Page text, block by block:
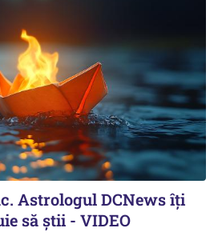
Astrologul DCNews îți
să știi - VIDEO